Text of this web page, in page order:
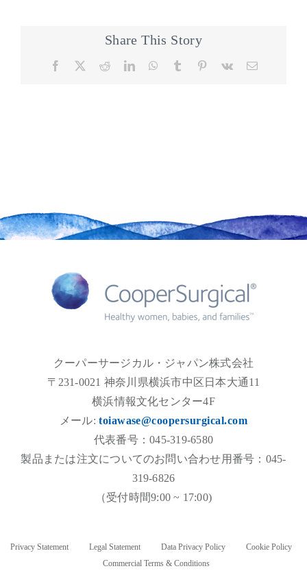
Share This Story
Facebook RedditLinkedInWhatsApp
Tumblr Pinterest
Vk Email
クーパーサージカル・ジャパン株式会社
〒231-0021 神奈川県横浜市中区日本大通11
横浜情報文化センター4F
メール:toiawase@coopersurgical.com
代表番号：045-319-6580
製品または注文についてのお問い合わせ用番号：045-
319-6826
（受付時間9:00 ~ 17:00)
Privacy Statement Legal Statement Data Privacy Policy
Cookie Policy
Commercial Terms & Conditions